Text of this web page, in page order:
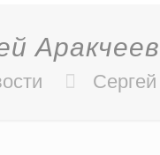
Аракчеев